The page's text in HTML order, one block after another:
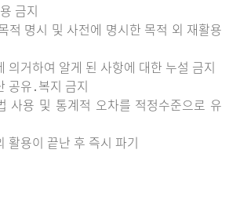
금지
적 명시 및 사전에 명시한 목적 외 재활용
의거하여 알게 된 사항에 대한 누설 금지
공유․복지 금지
사용 및 통계적 오차를 적정수준으로 유
활용이 끝난 후 즉시 파기